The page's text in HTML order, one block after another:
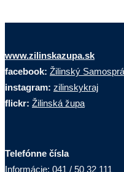
www.zilinskazupa.sk
facebook: Žilinský
instagram: zilinskykraj
flickr: Žilinská župa
Telefónne čísla
Informácie: 041 / 50 32 111